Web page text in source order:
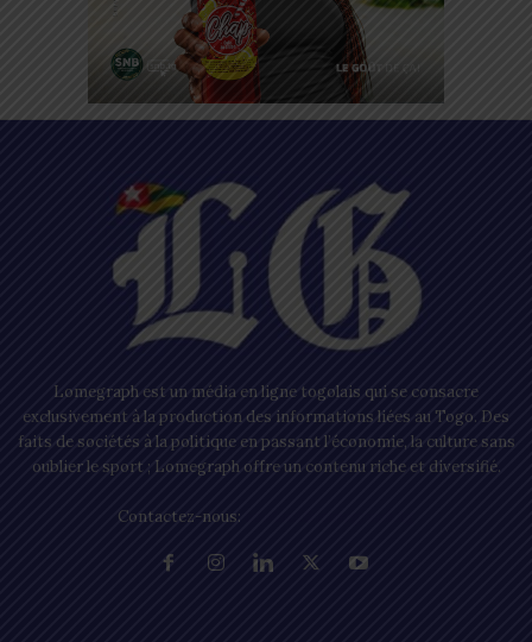
Lomegraph est un média en ligne togolais qui se consacre
exclusivement à la production des informations liées au Togo. Des
faits de sociétés à la politique en passant l’économie, la culture sans
oublier le sport ; Lomegraph offre un contenu riche et diversifié.
Contactez-nous: